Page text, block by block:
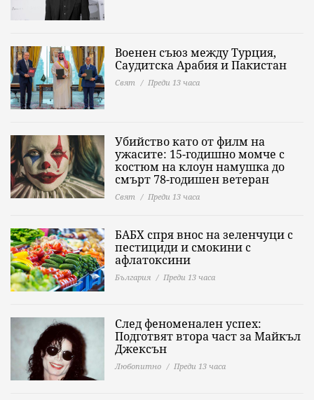
Военен съюз между Турция,
Саудитска Арабия и Пакистан
Свят Преди 13 часа
Убийство като от филм на
ужасите: 15-годишно момче с
костюм на клоун намушка до
смърт 78-годишен ветеран
Свят Преди 13 часа
БАБХ спря внос на зеленчуци с
пестициди и смокини с
афлатоксини
България Преди 13 часа
След феноменален успех:
Подготвят втора част за Майкъл
Джексън
Любопитно Преди 13 часа